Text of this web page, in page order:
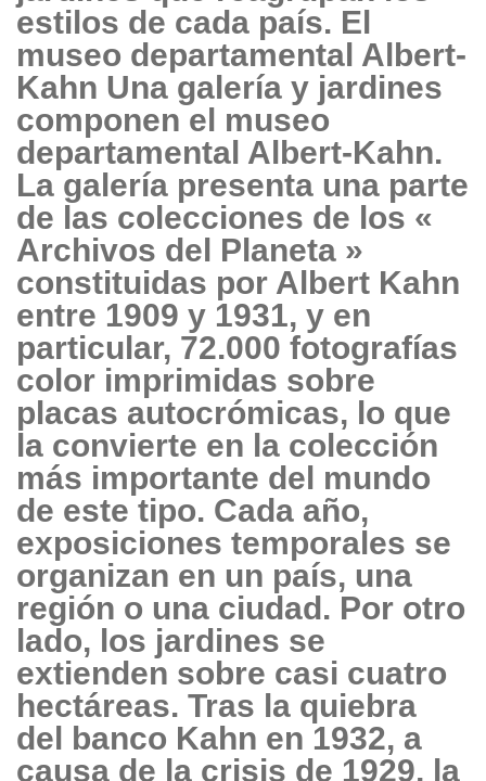
estilos de cada país. El
museo departamental Albert-
Kahn Una galería y jardines
componen el museo
departamental Albert-Kahn.
La galería presenta una parte
de las colecciones de los «
Archivos del Planeta »
constituidas por Albert Kahn
entre 1909 y 1931, y en
particular, 72.000 fotografías
color imprimidas sobre
placas autocrómicas, lo que
la convierte en la colección
más importante del mundo
de este tipo. Cada año,
exposiciones temporales se
organizan en un país, una
región o una ciudad. Por otro
lado, los jardines se
extienden sobre casi cuatro
hectáreas. Tras la quiebra
del banco Kahn en 1932, a
causa de la crisis de 1929, la